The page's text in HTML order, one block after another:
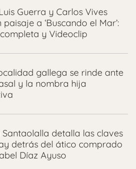
Guerra y Carlos Vives
paisaje a ‘Buscando el Mar’:
y Videoclip
gallega se rinde ante
y la nombra hija
Santaolalla detalla las claves
detrás del ático comprado
Díaz Ayuso